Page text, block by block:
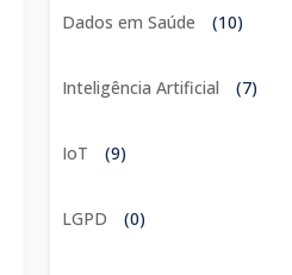
Dados em Saúde (10)
Inteligência Artificial (7)
IoT (9)
LGPD (0)